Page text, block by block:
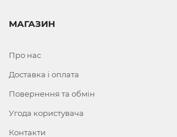
МАГАЗИН
Про нас
Доставка і оплата
Повернення та обмін
Угода користувача
Контакти